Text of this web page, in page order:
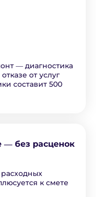
― диагностика
от услуг
составит 500
― без расценок
к смете